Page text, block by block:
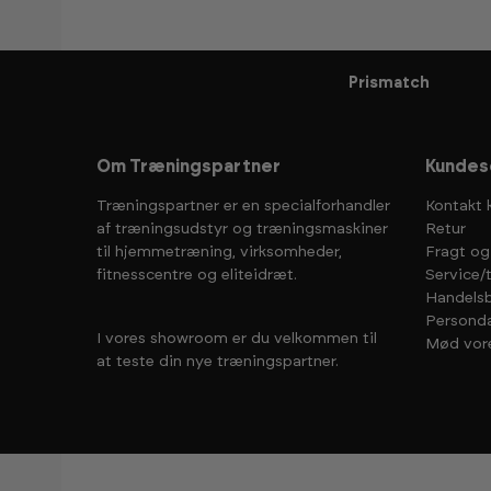
Prismatch
Om Træningspartner
Træningspartner er en specialforhandler
af træningsudstyr og træningsmaskiner
til hjemmetræning, virksomheder,
fitnesscentre og eliteidræt.
I vores showroom er du velkommen til
at teste din nye træningspartner.
Kontakt
Retur
Fragt
Service/
Mød